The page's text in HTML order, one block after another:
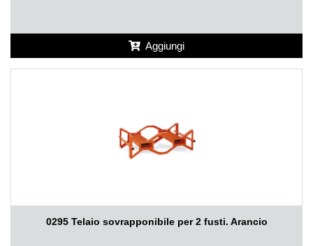
Aggiungi
0295 Telaio sovrapponibile per 2 fusti. Arancio